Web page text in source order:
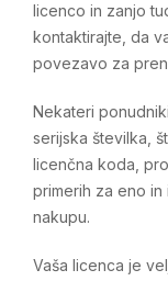
licenco in zanjo
kontaktirajte, da
povezavo za
Nekateri
serijska številka,
licenčna koda,
primerih za eno
nakupu.
Vaša licenca je